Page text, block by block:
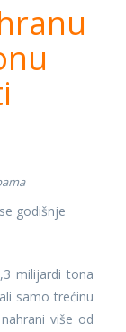
godišnje
milijardi tona
samo trećinu
više od